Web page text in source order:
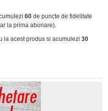
60 de puncte de fidelitate
la prima abonare).
la acest produs si acumulezi 30